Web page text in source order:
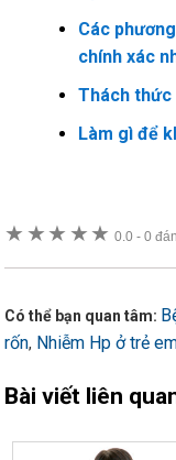
Các
chính xác
Thách
Làm gì để
★ ★ ★ ★ ★ 0.0 -0
Có thể bạn quan tâm:
rốn, Nhiễm Hp ở trẻ
Bài viết liên